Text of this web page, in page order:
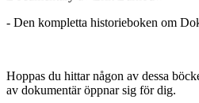
- Den kompletta historieboken om
Hoppas du hittar någon av dessa
av dokumentär öppnar sig för dig.